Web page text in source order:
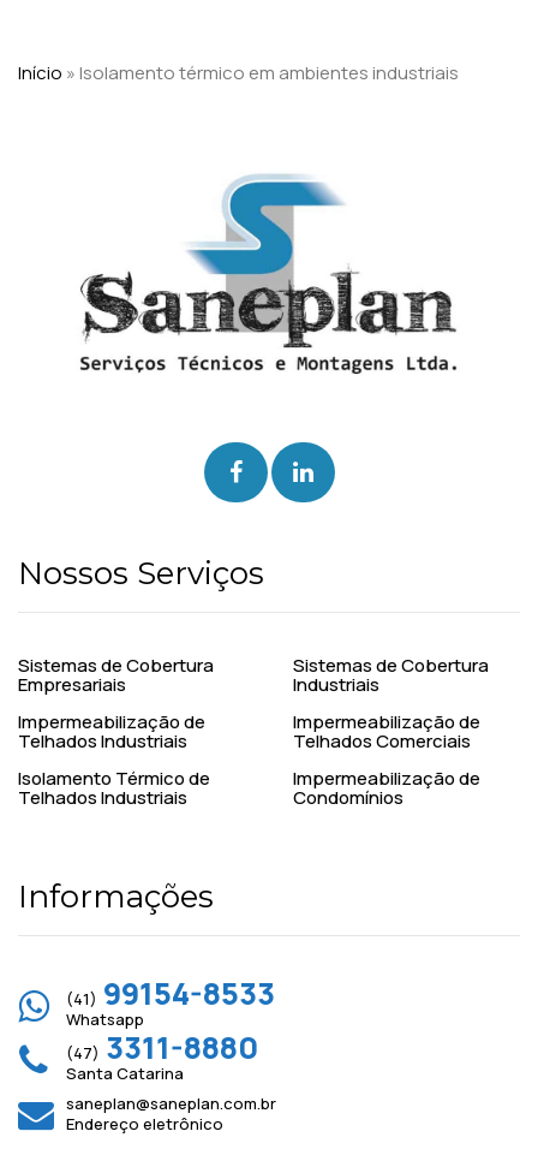
Início »Isolamento térmico em ambientes industriais
Nossos Serviços
Sistemas de Cobertura
Empresariais
Sistemas de Cobertura
Industriais
Impermeabilização de
Telhados Industriais
Impermeabilização de
Telhados Comerciais
Isolamento Térmico de
Telhados Industriais
Impermeabilização de
Condomínios
Informações
(41) 99154-8533
Whatsapp
(47) 3311-8880
Santa Catarina
saneplan@saneplan.com.br
Endereço eletrônico